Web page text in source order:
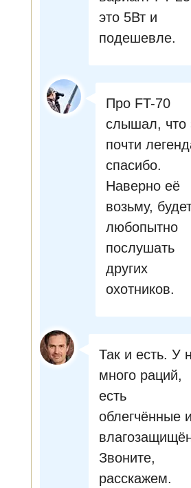
это 5Вт и
подешевле.
Про FT-70
слышал, что
почти
спасибо.
Наверно её
возьму,
любопытно
послушать
других
охотников.
Так и есть. У
много раций,
есть
облегчённые и
Звоните,
расскажем.